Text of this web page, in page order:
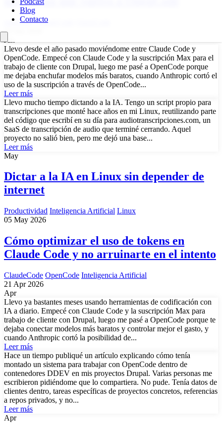
Blog
Contacto
anthropic ClaudeCode
10 Jun 2026
Jun
Llevo desde el año pasado moviéndome entre Claude Code y
OpenCode. Empecé con Claude Code y la suscripción Max para el
trabajo de cliente con Drupal, luego me pasé a OpenCode porque
me dejaba enchufar modelos más baratos, cuando Anthropic cortó el
uso de la suscripción a través de OpenCode...
Leer más
Llevo mucho tiempo dictando a la IA. Tengo un script propio para
transcripciones que monté hace años en mi Linux, reutilizando parte
del código que escribí en su día para audiotranscripciones.com, un
SaaS de transcripción de audio que terminé cerrando. Aquel
proyecto no salió bien, pero me dejó una base...
Leer más
May
Dictar a la IA en Linux sin depender de
internet
Productividad Inteligencia Artificial Linux
05 May 2026
Cómo optimizar el uso de tokens en
Claude Code y no arruinarte en el intento
ClaudeCode OpenCode Inteligencia Artificial
21 Apr 2026
Apr
Llevo ya bastantes meses usando herramientas de codificación con
IA a diario. Empecé con Claude Code y la suscripción Max para
trabajo de cliente con Drupal, luego me pasé a OpenCode porque te
dejaba conectar modelos más baratos y controlar mejor el gasto, y
cuando Anthropic cortó la posibilidad de...
Leer más
Hace un tiempo publiqué un artículo explicando cómo tenía
montado un sistema para trabajar con OpenCode dentro de
contenedores DDEV en mis proyectos Drupal. Varias personas me
escribieron pidiéndome que lo compartiera. No pude. Tenía datos de
clientes dentro, tareas específicas de proyectos concretos, referencias
a repos privados, y no...
Leer más
Apr